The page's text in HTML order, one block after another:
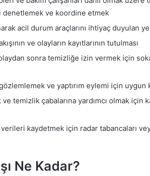
denetlemek ve koordine etmek
acil durum araçlarını ihtiyaç duyulan
ve olayların kayıtlarının tutulması
sonra temizliğe izin vermek için
ve yaptırım eylemi için
temizlik çabalarına yardımcı olmak için
kaydetmek için radar tabancaları
Ne Kadar?